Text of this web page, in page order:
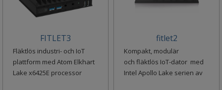
FITLET3
Fläktlös industri- och IoT
plattform med Atom Elkhart
Lake x6425E processor
fitlet2
Kompakt, modulär
och fläktlös IoT-dator med
Intel Apollo Lake serien av